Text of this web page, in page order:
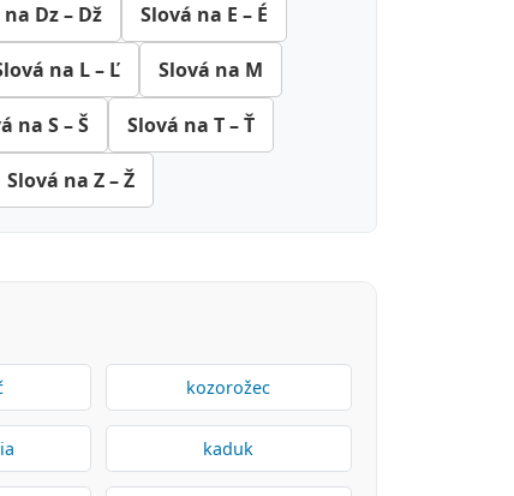
Dz – Dž Slová na E – É
na L – Ľ Slová na M
na S – Š Slová na T – Ť
Slová na Z – Ž
kozorožec
kaduk